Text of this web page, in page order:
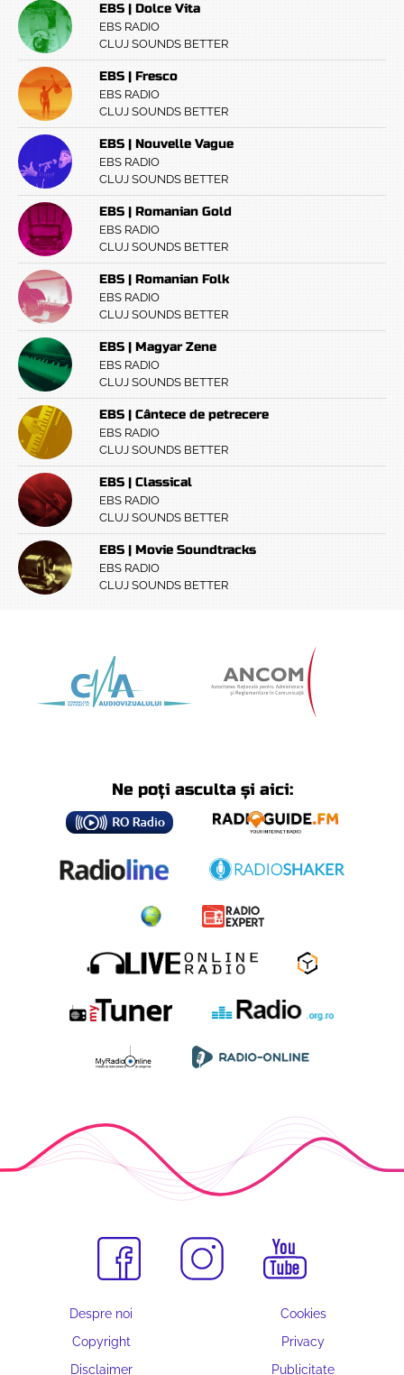
EBS | Dolce Vita
EBS RADIO
CLUJ SOUNDS BETTER
EBS | Fresco
EBS RADIO
CLUJ SOUNDS BETTER
EBS | Nouvelle Vague
EBS RADIO
CLUJ SOUNDS BETTER
EBS | Romanian Gold
EBS RADIO
CLUJ SOUNDS BETTER
EBS | Romanian Folk
EBS RADIO
CLUJ SOUNDS BETTER
EBS | Magyar Zene
EBS RADIO
CLUJ SOUNDS BETTER
EBS | Cântece de petrecere
EBS RADIO
CLUJ SOUNDS BETTER
EBS | Classical
EBS RADIO
CLUJ SOUNDS BETTER
EBS | Movie Soundtracks
EBS RADIO
CLUJ SOUNDS BETTER
Ne poți asculta și aici:
Despre noi
Cookies
Copyright
Privacy
Disclaimer
Publicitate